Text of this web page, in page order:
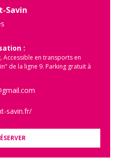
Savin
:
Accessible en transports en
de la ligne 9. Parking gratuit à
savin.fr/